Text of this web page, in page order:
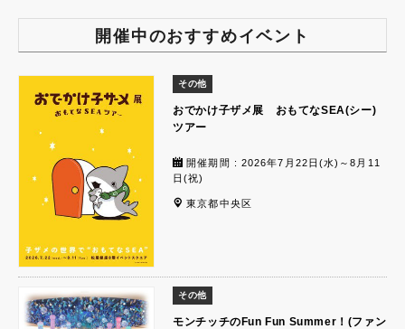
開催中のおすすめイベント
その他
おでかけ子ザメ展 おもてなSEA(シー)
ツアー
開催期間 : 2026年7月22日(水)～8月11
日(祝)
東京都中央区
その他
モンチッチのFun Fun Summer！(ファン